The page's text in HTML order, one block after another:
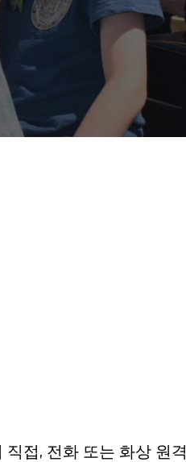
직접, 전화 또는 화상 원격